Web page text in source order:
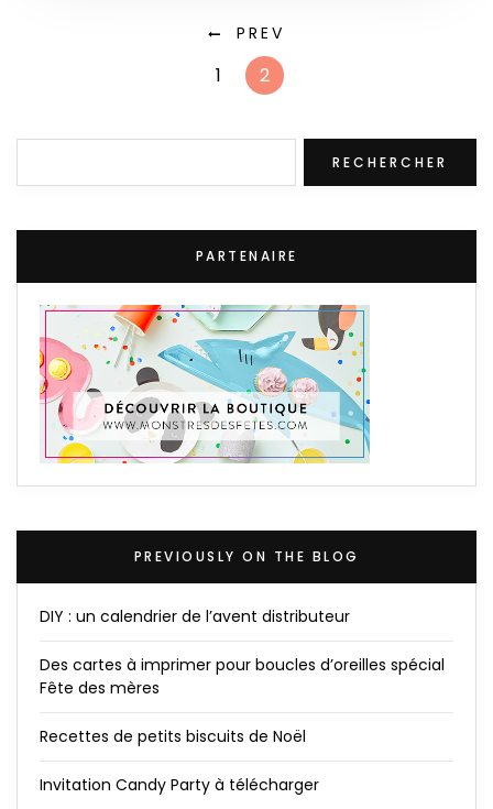
PREV
1 2
RECHERCHER
PARTENAIRE
PREVIOUSLY ON THE BLOG
DIY : un calendrier de l’avent distributeur
Des cartes à imprimer pour boucles d’oreilles spécial
Fête des mères
Recettes de petits biscuits de Noël
Invitation Candy Party à télécharger